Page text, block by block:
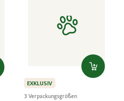
EXKLUSIV
3 Verpackungsgrößen